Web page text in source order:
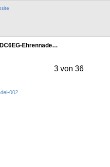
DC6EG-Ehrennade…
3 von 36